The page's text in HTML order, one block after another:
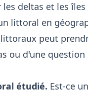
deltas et les îles
littoral en
peut
ou d'une
étudié. Est-ce